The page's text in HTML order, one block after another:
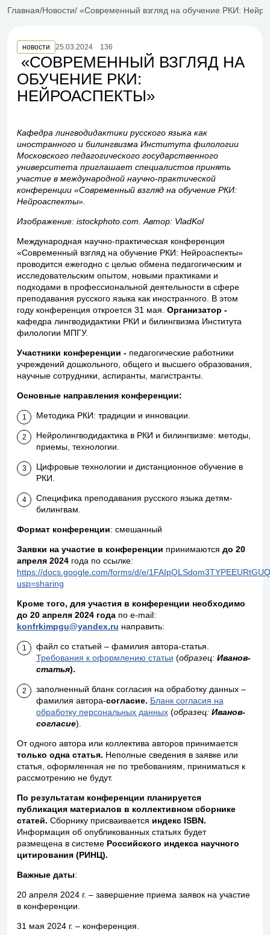
Главная Новости «Современный взгляд на обучение РКИ:
«СОВРЕМЕННЫЙ ВЗГЛЯД НА
ОБУЧЕНИЕ РКИ:
НЕЙРОАСПЕКТЫ»
новости 25.03.2024 136
Кафедра лингводидактики русского языка как
иностранного и билингвизма Института филологии
Московского педагогического государственного
университета приглашает специалистов принять
участие в международной научно-практической
конференции «Современный взгляд на обучение РКИ:
Нейроаспекты».
Изображение: istockphoto.com. Автор: VladKol
Международная научно-практическая конференция
«Современный взгляд на обучение РКИ: Нейроаспекты»
проводится ежегодно с целью обмена педагогическим и
исследовательским опытом, новыми практиками и
подходами в профессиональной деятельности в сфере
преподавания русского языка как иностранного. В этом
году конференция откроется 31 мая. Организатор -
кафедра лингводидактики РКИ и билингвизма Института
филологии МПГУ.
Участники конференции - педагогические работники
учреждений дошкольного, общего и высшего образования,
научные сотрудники, аспиранты, магистранты.
Основные направления конференции:
Методика РКИ: традиции и инновации.
Нейролингводидактика в РКИ и билингвизме: методы,
приемы, технологии.
Цифровые технологии и дистанционное обучение в
РКИ.
Специфика преподавания русского языка детям-
билингвам.
Формат конференции: смешанный
Заявки на участие в конференции принимаются до 20
апреля 2024 года по ссылке:
https://docs.google.com/forms/d/e/
usp=sharing
Кроме того, для участия в конференции необходимо
до 20 апреля 2024 года по e-mail:
konfrkimpgu@yandex.ru направить:
файл со статьей – фамилия автора-статья.
Требования к оформлению статьи (образец: Иванов-
статья).
заполненный бланк согласия на обработку данных –
фамилия автора-согласие. Бланк согласия на
обработку персональных данных(образец: Иванов-
согласие).
От одного автора или коллектива авторов принимается
только одна статья. Неполные сведения в заявке или
статья, оформленная не по требованиям, приниматься к
рассмотрению не будут.
По результатам конференции планируется
публикация материалов в коллективном сборнике
статей. Сборнику присваивается индекс ISBN.
Информация об опубликованных статьях будет
размещена в системе Российского индекса научного
цитирования (РИНЦ).
Важные даты:
20 апреля 2024 г. – завершение приема заявок на участие
в конференции.
31 мая 2024 г. – конференция.